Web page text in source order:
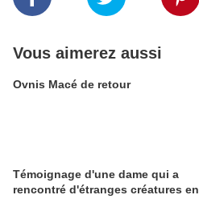
Vous aimerez aussi
Ovnis Macé de retour
Témoignage d'une dame qui a
rencontré d'étranges créatures en